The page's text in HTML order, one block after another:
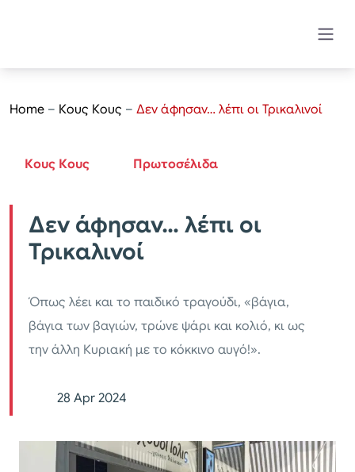
Home – Κους Κους – Δεν άφησαν… λέπι οι Τρικαλινοί
Κους Κους Πρωτοσέλιδα
Δεν άφησαν… λέπι οι
Τρικαλινοί
Όπως λέει και το παιδικό τραγούδι, «βάγια,
βάγια των βαγιών, τρώνε ψάρι και κολιό, κι ως
την άλλη Κυριακή με το κόκκινο αυγό!».
28 Apr 2024